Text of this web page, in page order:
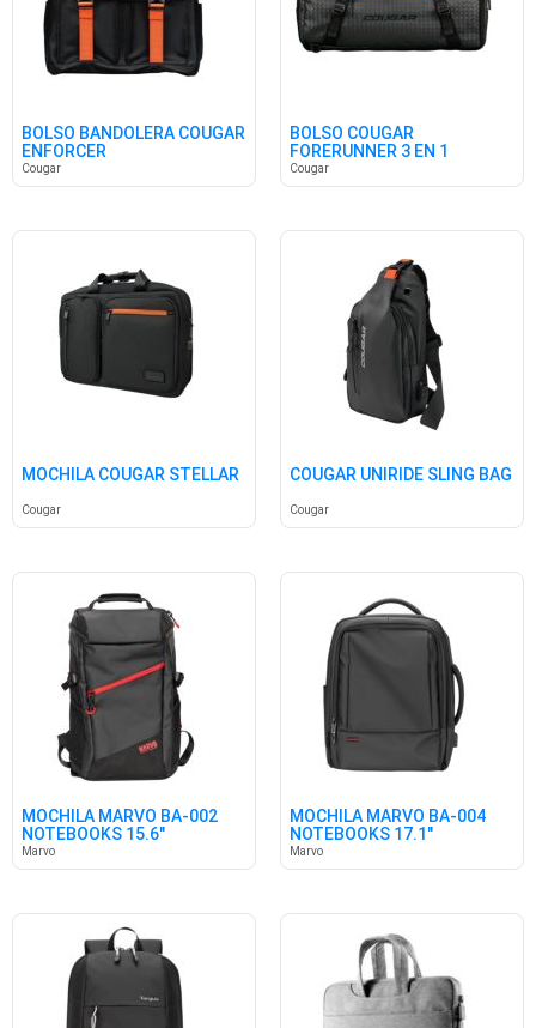
BOLSO BANDOLERA COUGAR
ENFORCER
Cougar
BOLSO COUGAR
FORERUNNER 3 EN 1
Cougar
MOCHILA COUGAR STELLAR
Cougar
COUGAR UNIRIDE SLING BAG
Cougar
MOCHILA MARVO BA-002
NOTEBOOKS 15.6"
Marvo
MOCHILA MARVO BA-004
NOTEBOOKS 17.1"
Marvo